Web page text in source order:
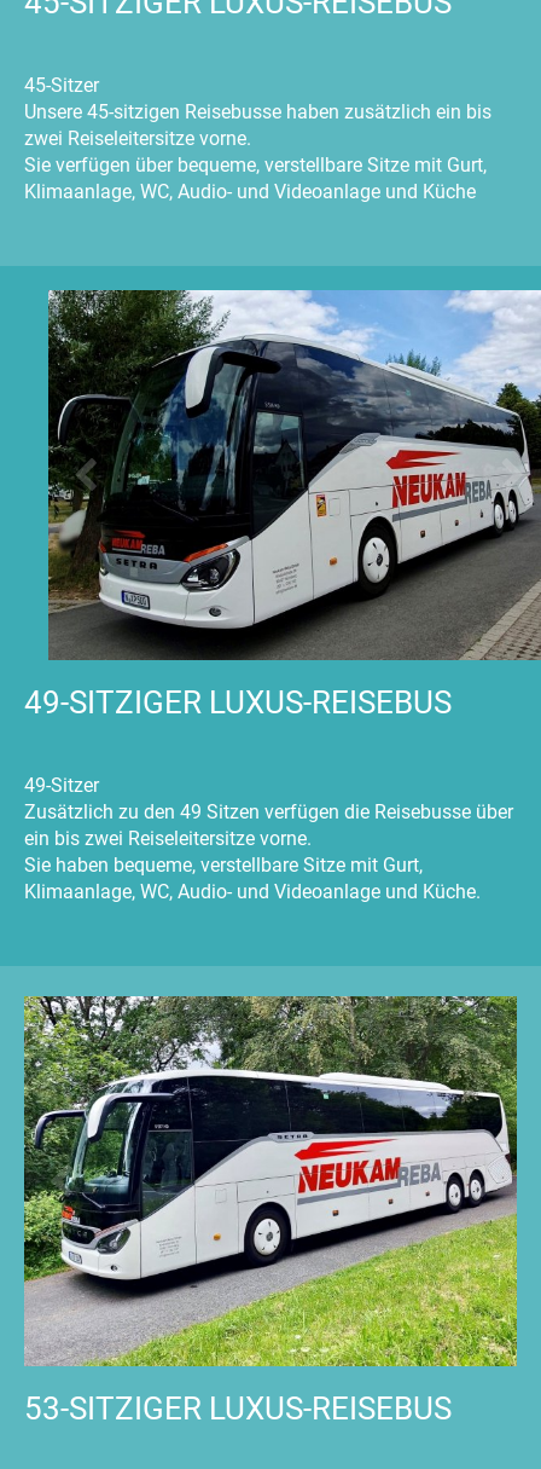
45-Sitzer
Unsere 45-sitzigen Reisebusse haben zusätzlich ein bis
zwei Reiseleitersitze vorne.
Sie verfügen über bequeme, verstellbare Sitze mit Gurt,
Klimaanlage, WC, Audio- und Videoanlage und Küche
49-SITZIGER LUXUS-REISEBUS
49-Sitzer
Zusätzlich zu den 49 Sitzen verfügen die Reisebusse über
ein bis zwei Reiseleitersitze vorne.
Sie haben bequeme, verstellbare Sitze mit Gurt,
Klimaanlage, WC, Audio- und Videoanlage und Küche.
53-SITZIGER LUXUS-REISEBUS